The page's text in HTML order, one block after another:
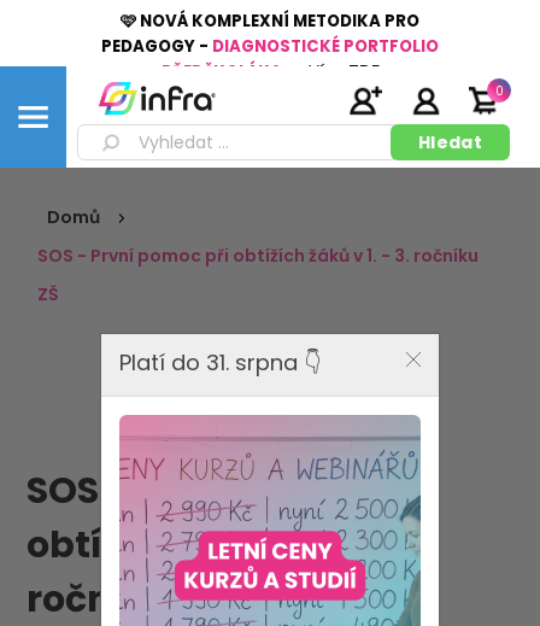
🩷 NOVÁ KOMPLEXNÍ METODIKA PRO
PEDAGOGY - DIAGNOSTICKÉ PORTFOLIO
PŘEDŠKOLÁKA
Více ZDE
0
Domů
SOS - První pomoc při obtížích žáků v 1. - 3. ročníku
ZŠ
SOS - První pomoc při
obtížích žáků v 1. - 3.
ročníku ZŠ
Platí do 31. srpna 👇